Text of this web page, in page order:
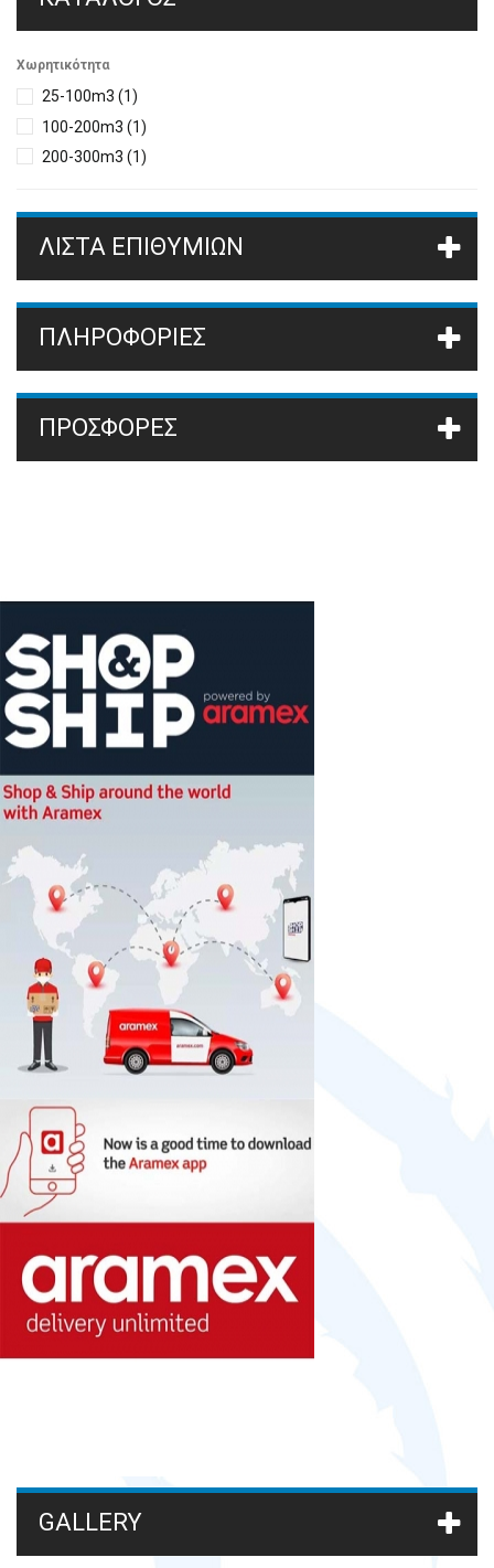
Xωρητικότητα
25-100m3 (1)
100-200m3 (1)
200-300m3 (1)
ΛΊΣΤΑ ΕΠΙΘΥΜΙΏΝ
ΠΛΗΡΟΦΟΡΙΕΣ
ΠΡΟΣΦΟΡΈΣ
GALLERY